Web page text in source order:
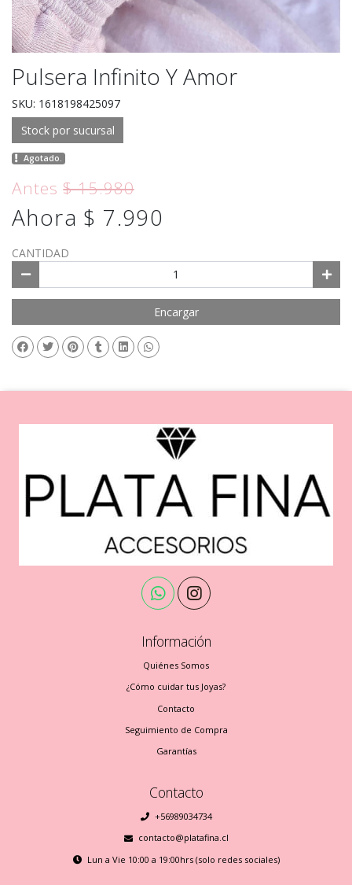
Pulsera Infinito Y Amor
SKU: 1618198425097
Stock por sucursal
Agotado.
Antes$ 15.980
Ahora $ 7.990
CANTIDAD
Encargar
Información
Quiénes Somos
¿Cómo cuidar tus Joyas?
Contacto
Seguimiento de Compra
Garantías
Contacto
+56989034734
contacto@platafina.cl
Lun a Vie 10:00 a 19:00hrs (solo redes sociales)